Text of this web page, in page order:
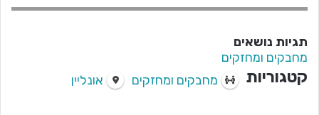
תגיות נושאים
מחבקים ומחזקים
קטגוריות מחבקים ומחזקים אונליין